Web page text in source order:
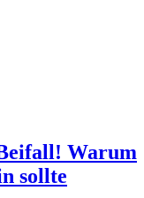
Warum
sollte